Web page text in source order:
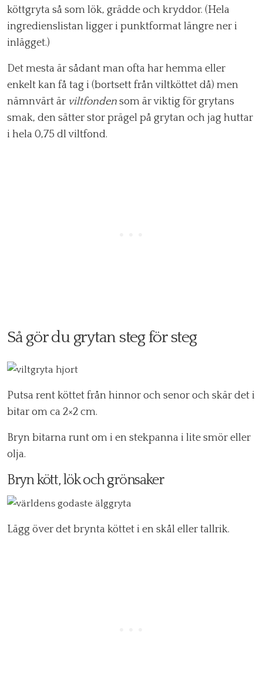
köttgryta så som lök, grädde och kryddor. (Hela
ingredienslistan ligger i punktformat längre ner i
inlägget.)
Det mesta är sådant man ofta har hemma eller
enkelt kan få tag i (bortsett från viltköttet då) men
nämnvärt är viltfonden som är viktig för grytans
smak, den sätter stor prägel på grytan och jag huttar
i hela 0,75 dl viltfond.
Så gör du grytan steg för steg
Putsa rent köttet från hinnor och senor och skär det i
bitar om ca 2×2 cm.
Bryn bitarna runt om i en stekpanna i lite smör eller
olja.
Bryn kött, lök och grönsaker
Lägg över det brynta köttet i en skål eller tallrik.